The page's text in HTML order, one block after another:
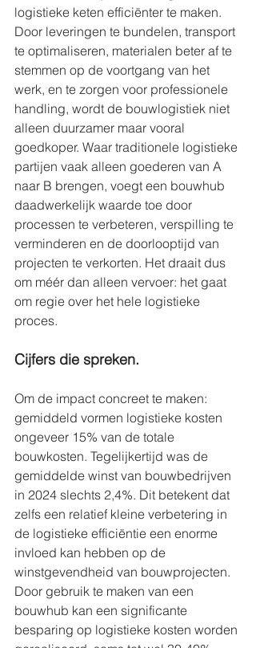
logistieke keten efficiënter te maken.
Door leveringen te bundelen, transport
te optimaliseren, materialen beter af te
stemmen op de voortgang van het
werk, en te zorgen voor professionele
handling, wordt de bouwlogistiek niet
alleen duurzamer maar vooral
goedkoper. Waar traditionele logistieke
partijen vaak alleen goederen van A
naar B brengen, voegt een bouwhub
daadwerkelijk waarde toe door
processen te verbeteren, verspilling te
verminderen en de doorlooptijd van
projecten te verkorten. Het draait dus
om méér dan alleen vervoer: het gaat
om regie over het hele logistieke
proces.
Cijfers die spreken.
Om de impact concreet te maken:
gemiddeld vormen logistieke kosten
ongeveer 15% van de totale
bouwkosten. Tegelijkertijd was de
gemiddelde winst van bouwbedrijven
in 2024 slechts 2,4%. Dit betekent dat
zelfs een relatief kleine verbetering in
de logistieke efficiëntie een enorme
invloed kan hebben op de
winstgevendheid van bouwprojecten.
Door gebruik te maken van een
bouwhub kan een significante
besparing op logistieke kosten worden